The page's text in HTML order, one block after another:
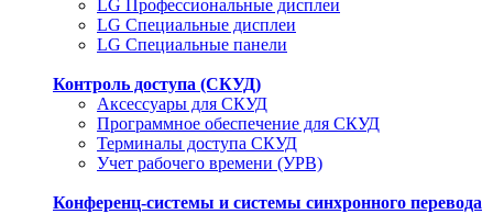
LG Профессиональные дисплеи
LG Специальные дисплеи
LG Специальные панели
Контроль доступа (СКУД)
Аксессуары для СКУД
Программное обеспечение для СКУД
Терминалы доступа СКУД
Учет рабочего времени (УРВ)
Конференц-системы и системы синхронного перевода